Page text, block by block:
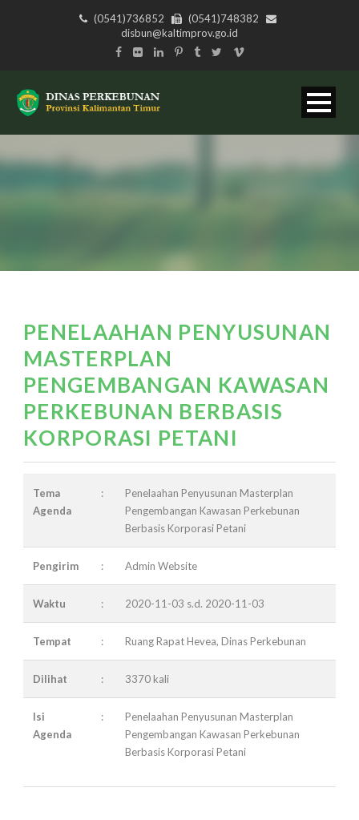
(0541)736852
(0541)748382
disbun@kaltimprov.go.id
PENELAAHAN PENYUSUNAN
MASTERPLAN
PENGEMBANGAN KAWASAN
PERKEBUNAN BERBASIS
KORPORASI PETANI
Tema
Agenda
:
Penelaahan Penyusunan Masterplan
Pengembangan Kawasan Perkebunan
Berbasis Korporasi Petani
Pengirim : Admin Website
Waktu : 2020-11-03 s.d. 2020-11-03
Tempat : Ruang Rapat Hevea, Dinas Perkebunan
Dilihat : 3370 kali
Isi
Agenda
:
Penelaahan Penyusunan Masterplan
Pengembangan Kawasan Perkebunan
Berbasis Korporasi Petani